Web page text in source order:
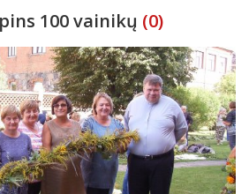
100 vainikų (0)